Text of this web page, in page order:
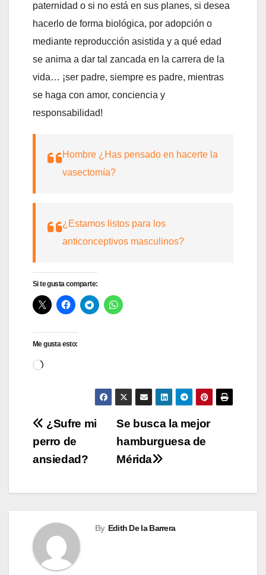
paternidad o si no está en sus planes, si desea
hacerlo de forma biológica, por adopción o
mediante reproducción asistida y a qué edad
se anima a dar tal zancada en la carrera de la
vida… ¡ser padre, siempre es padre, mientras
se haga con amor, conciencia y
responsabilidad!
Hombre ¿Has pensado en hacerte la
vasectomía?
¿Estamos listos para los
anticonceptivos masculinos?
Si te gusta comparte:
Me gusta esto:
Cargando...
Navegación
de
Se busca la mejor
hamburguesa de
Mérida
¿Sufre mi
perro de
ansiedad?
By Edith De la Barrera